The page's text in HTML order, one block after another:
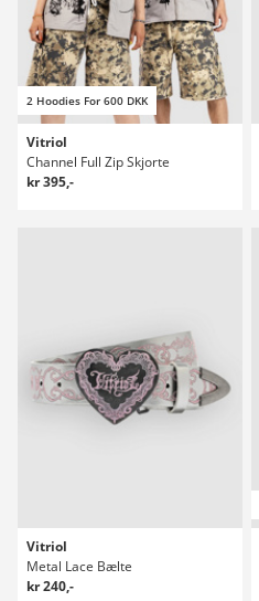
2 Hoodies For 600 DKK
Vitriol
Channel Full Zip Skjorte
kr 395,-
Vitriol
Metal Lace Bælte
kr 240,-